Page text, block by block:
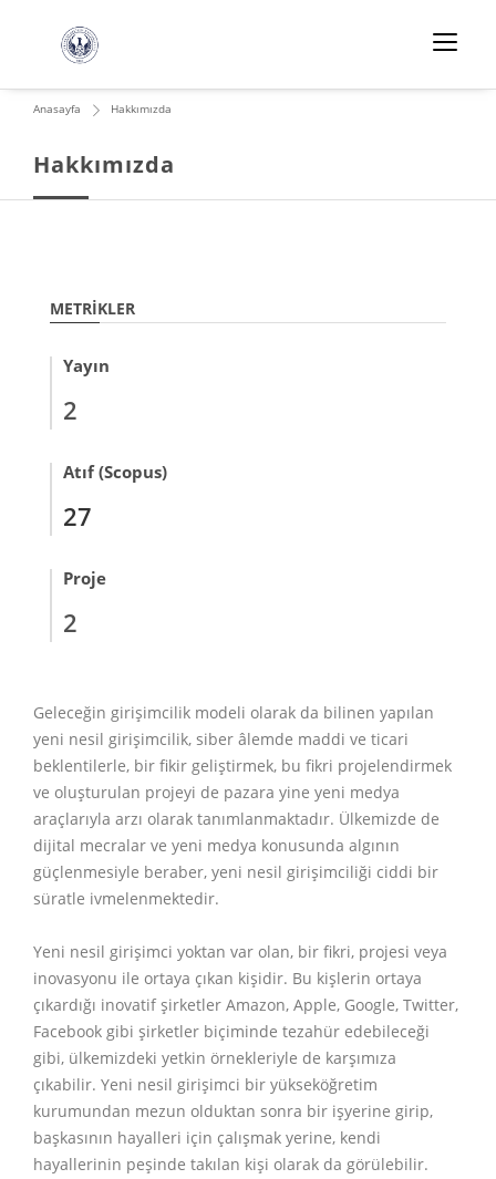
Hakkımızda
Anasayfa Hakkımızda
METRIKLER
Yayın
2
Atıf (Scopus)
27
Proje
2
Geleceğin girişimcilik modeli olarak da bilinen yapılan
yeni nesil girişimcilik, siber âlemde maddi ve ticari
beklentilerle, bir fikir geliştirmek, bu fikri projelendirmek
ve oluşturulan projeyi de pazara yine yeni medya
araçlarıyla arzı olarak tanımlanmaktadır. Ülkemizde de
dijital mecralar ve yeni medya konusunda algının
güçlenmesiyle beraber, yeni nesil girişimciliği ciddi bir
süratle ivmelenmektedir.
Yeni nesil girişimci yoktan var olan, bir fikri, projesi veya
inovasyonu ile ortaya çıkan kişidir. Bu kişlerin ortaya
çıkardığı inovatif şirketler Amazon, Apple, Google, Twitter,
Facebook gibi şirketler biçiminde tezahür edebileceği
gibi, ülkemizdeki yetkin örnekleriyle de karşımıza
çıkabilir. Yeni nesil girişimci bir yükseköğretim
kurumundan mezun olduktan sonra bir işyerine girip,
başkasının hayalleri için çalışmak yerine, kendi
hayallerinin peşinde takılan kişi olarak da görülebilir.